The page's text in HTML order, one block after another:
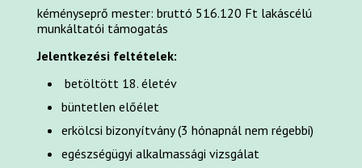
kéményseprő mester: bruttó 516.120 Ft lakáscélú
munkáltatói támogatás
Jelentkezési feltételek:
betöltött 18. életév
büntetlen előélet
erkölcsi bizonyítvány (3 hónapnál nem régebbi)
egészségügyi alkalmassági vizsgálat